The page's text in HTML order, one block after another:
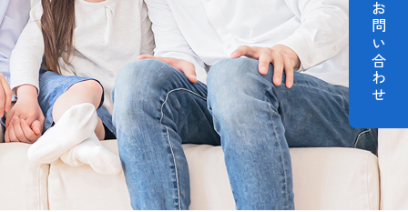
お問い合わせ